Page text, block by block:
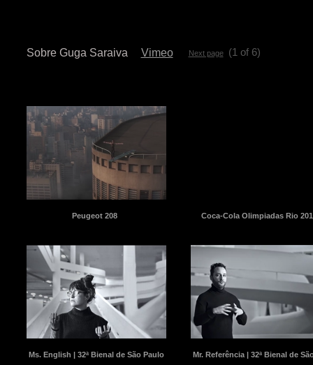
Sobre Guga Saraiva Vimeo Next page (1 of 6)
Peugeot 208 Coca-Cola Olimpiadas Rio
Ms. English | 32ª Bienal de São Paulo Mr. Referência | 32ª Bienal de